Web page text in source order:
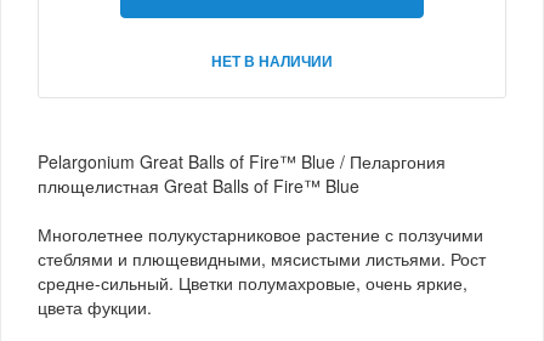
НЕТ В НАЛИЧИИ
Pelargonium Great Balls of Fire™ Blue / Пеларгония
плющелистная Great Balls of Fire™ Blue
Многолетнее полукустарниковое растение с ползучими
стеблями и плющевидными, мясистыми листьями. Рост
средне-сильный. Цветки полумахровые, очень яркие,
цвета фукции.